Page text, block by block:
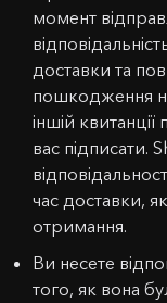
момент
доставки та
пошкодження
іншій
вас підписати.
час доставки,
отримання.
Ви несете
того, як вона